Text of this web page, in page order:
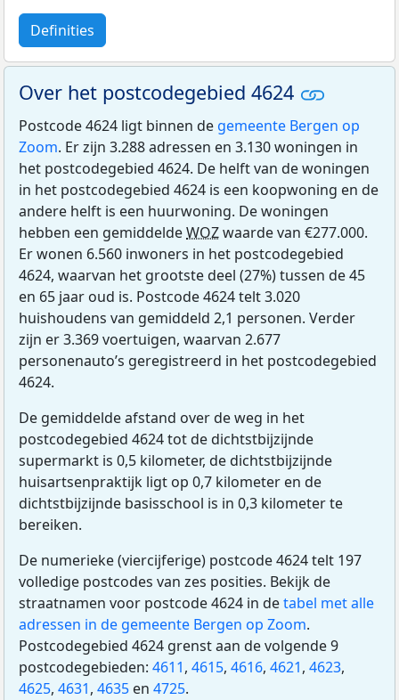
Definities
Over het postcodegebied 4624
Postcode 4624 ligt binnen de gemeente Bergen op
Zoom. Er zijn 3.288 adressen en 3.130 woningen in
het postcodegebied 4624. De helft van de woningen
in het postcodegebied 4624 is een koopwoning en de
andere helft is een huurwoning. De woningen
hebben een gemiddeldeWOZwaarde van €277.000.
Er wonen 6.560 inwoners in het postcodegebied
4624, waarvan het grootste deel (27%) tussen de 45
en 65 jaar oud is. Postcode 4624 telt 3.020
huishoudens van gemiddeld 2,1 personen. Verder
zijn er 3.369 voertuigen, waarvan 2.677
personenauto’s geregistreerd in het postcodegebied
4624.
De gemiddelde afstand over de weg in het
postcodegebied 4624 tot de dichtstbijzijnde
supermarkt is 0,5 kilometer, de dichtstbijzijnde
huisartsenpraktijk ligt op 0,7 kilometer en de
dichtstbijzijnde basisschool is in 0,3 kilometer te
bereiken.
De numerieke (viercijferige) postcode 4624 telt 197
volledige postcodes van zes posities. Bekijk de
straatnamen voor postcode 4624 in detabel met alle
adressen in de gemeente Bergen op Zoom.
Postcodegebied 4624 grenst aan de volgende 9
postcodegebieden: 4611, 4615, 4616, 4621, 4623,
4625, 4631, 4635 en 4725.